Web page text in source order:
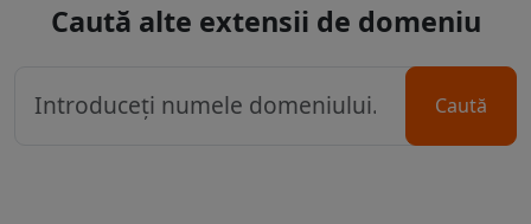
Caută alte extensii de domeniu
Caută